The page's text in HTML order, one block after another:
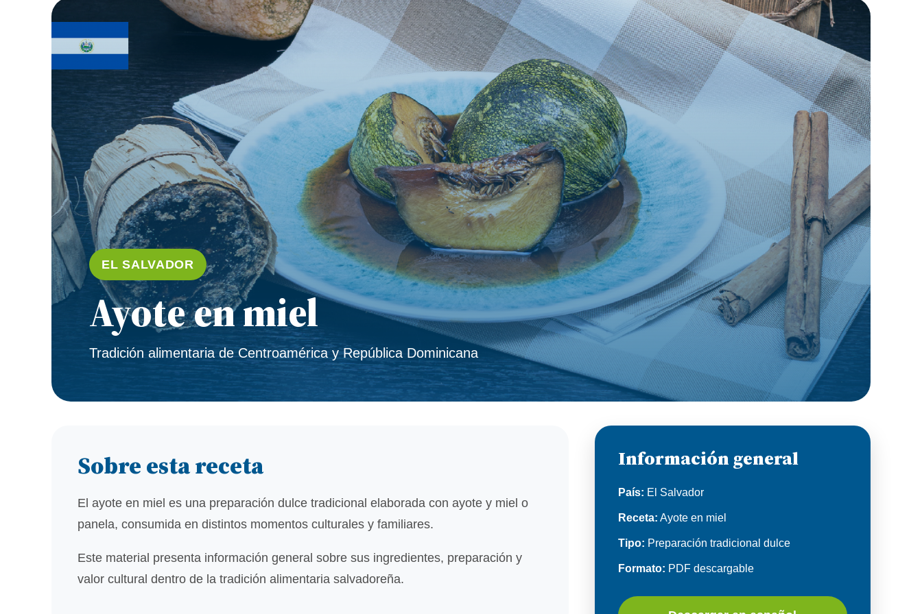
EL SALVADOR
Ayote en miel
Tradición alimentaria de Centroamérica y República Dominicana
Sobre esta receta
El ayote en miel es una preparación dulce tradicional elaborada con ayote y miel o
panela, consumida en distintos momentos culturales y familiares.
Este material presenta información general sobre sus ingredientes, preparación y
valor cultural dentro de la tradición alimentaria salvadoreña.
Información general
País: El Salvador
Receta: Ayote en miel
Tipo: Preparación tradicional dulce
Formato: PDF descargable